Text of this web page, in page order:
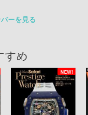
ーを見る
すめ
NEW!